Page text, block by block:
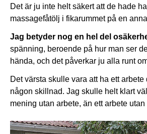
Det är ju inte helt säkert att de hade
massagefåtölj i fikarummet på en
Jag betyder nog en hel del
spänning, beroende på hur man ser
hända, och det påverkar ju alla runt
Det värsta skulle vara att ha ett
någon skillnad. Jag skulle helt klart
mening utan arbete, än ett arbete utan